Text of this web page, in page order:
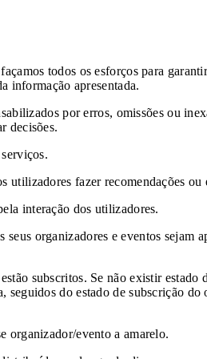
todos os esforços para
informação apresentada.
por erros, omissões ou
decisões.
fazer recomendações ou
interação dos utilizadores.
organizadores e eventos sejam
subscritos. Se não existir estado
do estado de subscrição
organizador/evento a amarelo.